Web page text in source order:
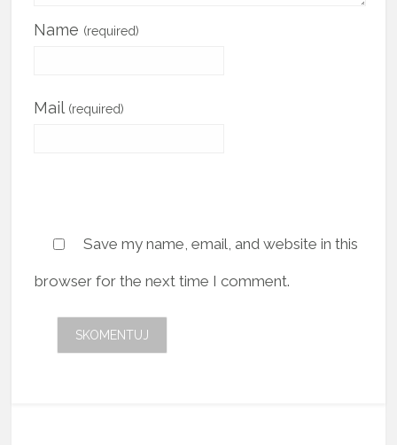
Name (required)
Mail (required)
Save my name, email, and website in this
browser for the next time I comment.